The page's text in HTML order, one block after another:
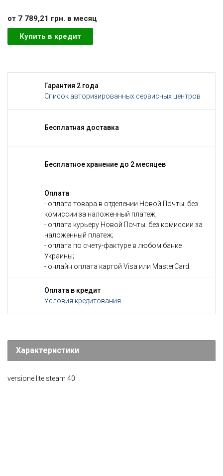
от 7 789,21 грн. в месяц
Купить в кредит
Гарантия 2 года
Список авторизированных сервисных центров
Бесплатная доставка
Бесплатное хранение до 2 месяцев
Оплата
- оплата товара в отделении Новой Почты: без
комиссии за наложенный платеж;
- оплата курьеру Новой Почты: без комиссии за
наложенный платеж;
- оплата по счету-фактуре в любом банке
Украины;
- онлайн оплата картой Visa или MasterCard.
Оплата в кредит
Условия кредитования
Характеристики
versione lite steam 40